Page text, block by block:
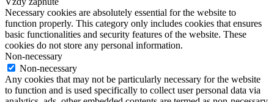
Necessary cookies are absolutely essential for the website to
function properly. This category only includes cookies that ensures
basic functionalities and security features of the website. These
cookies do not store any personal information.
Non-necessary
Non-necessary
Any cookies that may not be particularly necessary for the website
to function and is used specifically to collect user personal data via